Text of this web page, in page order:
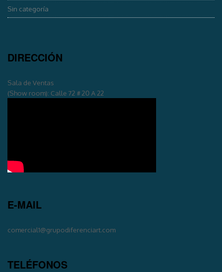
Sin categoría
DIRECCIÓN
Sala de Ventas
(Show room): Calle 72 # 20 A 22
E-MAIL
comercial1@grupodiferenciart.com
TELÉFONOS